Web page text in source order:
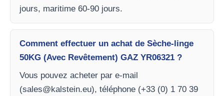
jours, maritime 60-90 jours.
Comment effectuer un achat de Sèche-linge
50KG (Avec Revêtement) GAZ YR06321 ?
Vous pouvez acheter par e-mail
(sales@kalstein.eu), téléphone (+33 (0) 1 70 39